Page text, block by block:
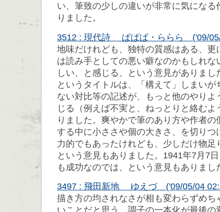
い、筆致の少しの違いが非常に気になる
りました。
3512 : 現代詩 ぱぱぱ・ららら ('09/
地味だけれども、独特の質感はある、更
は読み手としての悪い癖なのかもしれな
しい、と感じる、という意見がありま
というタイトルは、「構えて」しまい
ない対比等の記述が、もっと他のやりよ
じる（例えば不実と、ねっとりと絡む
りました。爽やかで筆のあり方や作者
する中に小ささや個の大きさ、を切りつ
力的でもあったけれども、少しだけ物足
という意見もありました。1941年7月7
も成功なのでは、という意見もありまし
3497 : 飛田新地 ゆえづ ('09/05/04
描き方の均されなさが相も変わらずめち